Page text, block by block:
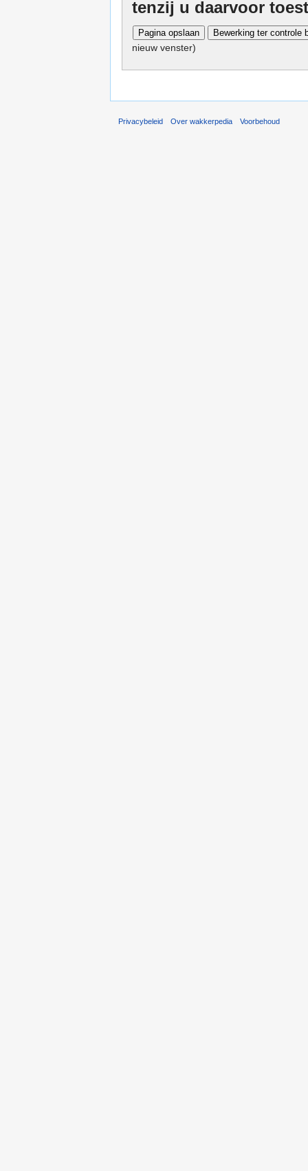
tenzij u daarvoor
nieuw venster)
Privacybeleid Over wakkerpedia Voorbehoud